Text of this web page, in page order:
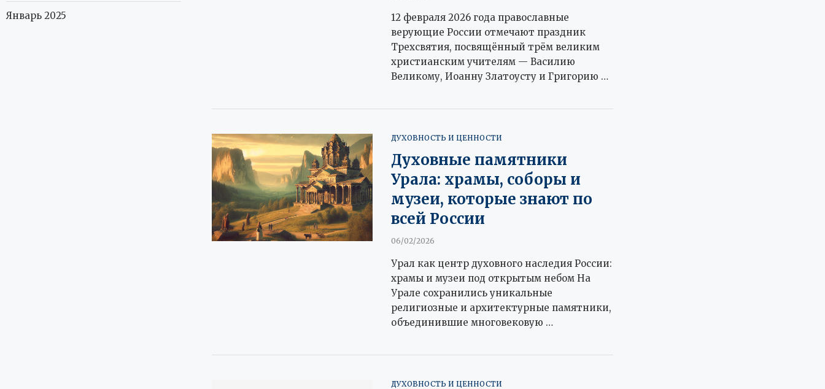
12 февраля 2026 года православные
верующие России отмечают праздник
Трехсвятия, посвящённый трём великим
христианским учителям — Василию
Великому, Иоанну Златоусту и Григорию …
ДУХОВНОСТЬ И ЦЕННОСТИ
Духовные памятники
Урала: храмы, соборы и
музеи, которые знают по
всей России
06/02/2026
Урал как центр духовного наследия России:
храмы и музеи под открытым небом На
Урале сохранились уникальные
религиозные и архитектурные памятники,
объединившие многовековую …
ДУХОВНОСТЬ И ЦЕННОСТИ
Январь 2025